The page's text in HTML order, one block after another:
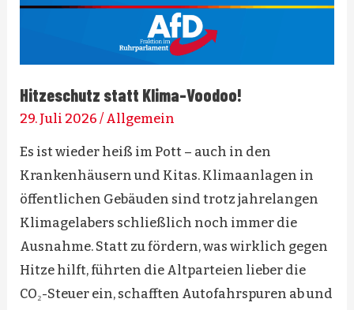
Hitzeschutz statt Klima-Voodoo!
29. Juli 2026 / Allgemein
Es ist wieder heiß im Pott – auch in den
Krankenhäusern und Kitas. Klimaanlagen in
öffentlichen Gebäuden sind trotz jahrelangen
Klimagelabers schließlich noch immer die
Ausnahme. Statt zu fördern, was wirklich gegen
Hitze hilft, führten die Altparteien lieber die
CO₂-Steuer ein, schafften Autofahrspuren ab und